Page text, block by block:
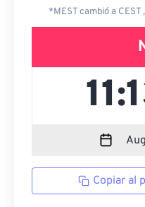
*MEST cambió a
Copiar al